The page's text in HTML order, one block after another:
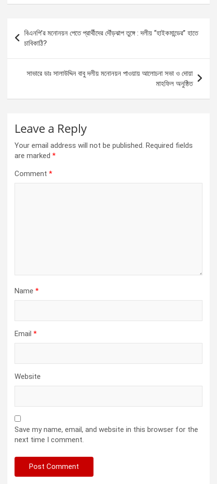
ce
b
o
o
k
se
g
er
at
A
p
p
ar
e
Post
navigation
বিএনপি’র মনোনয়ন পেতে প্রার্থীদের দৌঁড়ঝাপ তুঙ্গে : দলীয় “হাইকমান্ডের” হাতে
চাবিকাঠি?
সাভারে ডাঃ সালাউদ্দিন বাবু দলীয় মনোনয়ন পাওয়ায় আলোচনা সভা ও দোয়া
মাহফিল অনুষ্ঠিত
Leave a Reply
Your email address will not be published. Required fields
are marked *
Comment *
Name *
Email *
Website
Save my name, email, and website in this browser for the
next time I comment.